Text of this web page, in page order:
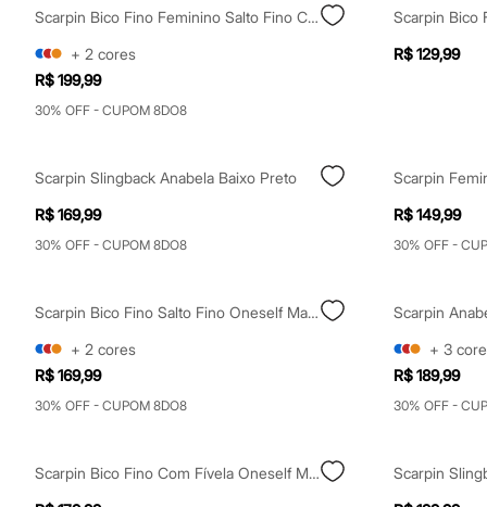
Chinelos
Sandálias e Papetes
Tênis
Moda esportiva
Acessórios
Calças
Calçados
Regatas
Moda íntima
Cuecas
Moda praia
Personagens
Plus size
Blusas e Camisetas
Calças
Camisas
Moda esportiva
Shorts e Bermudas
Todos os produtos
Scarpin Bico Fino Feminino Salto Fino Com Fivela Vinho
+ 2 cores
R$ 199,99
30% OFF - CUPOM 8DO8
R$ 129,99
Scarpin Slingback Anabela Baixo Preto
R$ 169,99
30% OFF - CUPOM 8DO8
R$ 149,99
30% OFF -
Scarpin Bico Fino Salto Fino Oneself Marrom
+ 2 cores
R$ 169,99
30% OFF - CUPOM 8DO8
+ 3
R$ 189,99
30% OFF -
Scarpin Bico Fino Com Fívela Oneself Marrom